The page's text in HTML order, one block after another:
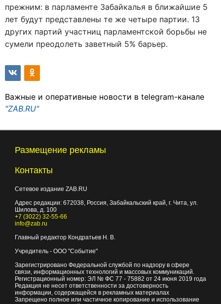
прежним: в парламенте Забайкалья в ближайшие 5
лет будут представлены те же четыре партии. 13
других партий участниц парламентской борьбы не
сумели преодолеть заветный 5% барьер.
Важные и оперативные новости в telegram-канале
"ZAB.RU"
Размещение рекламы
Контакты
Сетевое издание ZAB.RU
Адрес редакции: 672038, Россия, Забайкальский край, г. Чита, ул.
Шилова, д. 100
+7 (3022) 32-55-66
info@zab.ru
Главный редактор Кондратьев Н. В.
Учредитель - ООО "Событие"
Зарегистрировано Федеральной службой по надзору в сфере
связи, информационных технологий и массовых коммуникаций.
Регистрационный номер: ЭЛ № ФС 77 - 75882 от 24 июня 2019 года
Редакция не несет ответственности за достоверность
информации, содержащейся в рекламных материалах
Запрещено полное или частичное копирование и использование